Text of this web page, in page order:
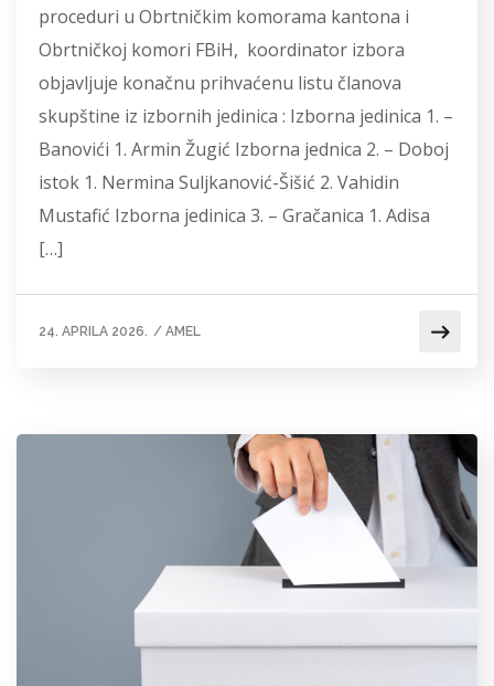
proceduri u Obrtničkim komorama kantona i
Obrtničkoj komori FBiH, koordinator izbora
objavljuje konačnu prihvaćenu listu članova
skupštine iz izbornih jedinica : Izborna jedinica 1. –
Banovići 1. Armin Žugić Izborna jednica 2. – Doboj
istok 1. Nermina Suljkanović-Šišić 2. Vahidin
Mustafić Izborna jedinica 3. – Gračanica 1. Adisa
[…]
24. APRILA 2026. / AMEL